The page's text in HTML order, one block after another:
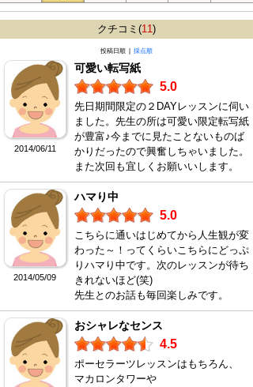
クチコミ(11)
投稿日順 | 採点順
2014/06/11
可愛い転写紙
5.0
先日期間限定の２DAYレッスンに伺い
ました。先生の所は可愛い限定転写紙
が豊富♪今までに見たことないものば
かりだったので興奮しちゃいました。
また次回も宜しくお願いいします。
2014/05/09
ハマり中
5.0
こちらに通いはじめてから人生観が変
わった～！ってくらいこちらにどっぷ
りハマり中です。次のレッスンが待ち
きれないほど(笑)
先生とのお話も毎回楽しみです。
おシャレなセンス
4.5
ポーセラーツレッスンはもちろん、
マカロンタワーや